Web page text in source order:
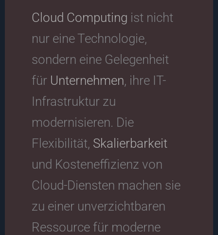
Cloud Computing ist nicht
nur eine Technologie,
sondern eine Gelegenheit
für Unternehmen, ihre IT-
Infrastruktur zu
modernisieren. Die
Flexibilität, Skalierbarkeit
und Kosteneffizienz von
Cloud-Diensten machen sie
zu einer unverzichtbaren
Ressource für moderne